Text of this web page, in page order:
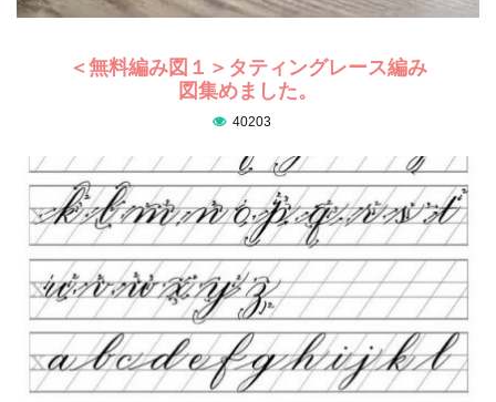
＜無料編み図１＞タティングレース編み
図集めました。
40203